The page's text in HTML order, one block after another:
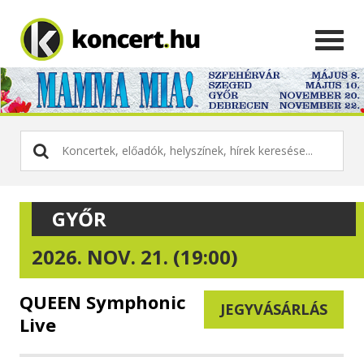
GYŐR
2026. NOV. 21. (19:00)
JEGYVÁSÁRLÁS
QUEEN Symphonic
Live